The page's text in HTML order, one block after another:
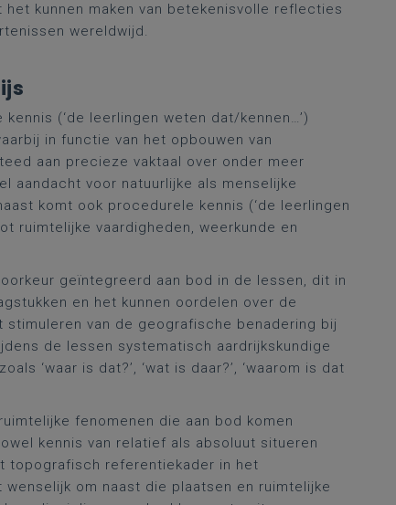
kunnen maken van betekenisvolle reflecties
wereldwijd.
(‘de leerlingen weten dat/kennen…’)
in functie van het opbouwen van
aan precieze vaktaal over onder meer
aandacht voor natuurlijke als menselijke
komt ook procedurele kennis (‘de leerlingen
ruimtelijke vaardigheden, weerkunde en
geïntegreerd aan bod in de lessen, dit in
en het kunnen oordelen over de
van de geografische benadering bij
de lessen systematisch aardrijkskundige
‘waar is dat?’, ‘wat is daar?’, ‘waarom is dat
fenomenen die aan bod komen
kennis van relatief als absoluut situeren
topografisch referentiekader in het
om naast die plaatsen en ruimtelijke